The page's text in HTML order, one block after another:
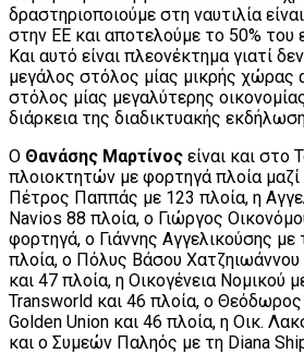
δραστηριοποιούμε στη ναυτιλία
στην ΕΕ και αποτελούμε το 50% του
Και αυτό είναι πλεονέκτημα γιατί
μεγάλος στόλος μίας μικρής χώρας
στόλος μίας μεγαλύτερης
διάρκεια της διαδικτυακής
Ο Θανάσης Μαρτίνος είναι και
πλοιοκτητών με φορτηγά πλοία
Πέτρος Παππάς με 123 πλοία, η
Navios 88 πλοία, ο Γιώργος
φορτηγά, ο Γιάννης Αγγελικούσης με
πλοία, ο Πόλυς Βάσου
και 47 πλοία, η Οικογένεια Νομικού
Transworld και 46 πλοία, ο Θεόδωρος
Golden Union και 46 πλοία, η Οικ.
και ο Συμεών Παληός με τη Diana